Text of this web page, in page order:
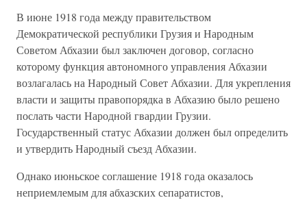
В июне 1918 года между правительством
Демократической республики Грузия и Народным
Советом Абхазии был заключен договор, согласно
которому функция автономного управления Абхазии
возлагалась на Народный Совет Абхазии. Для укрепления
власти и защиты правопорядка в Абхазию было решено
послать части Народной гвардии Грузии.
Государственный статус Абхазии должен был определить
и утвердить Народный съезд Абхазии.
Однако июньское соглашение 1918 года оказалось
неприемлемым для абхазских сепаратистов,